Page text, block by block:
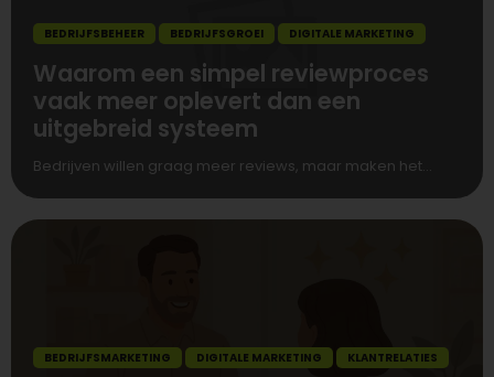
BEDRIJFSBEHEER BEDRIJFSGROEI DIGITALE MARKETING
Waarom een simpel reviewproces
vaak meer oplevert dan een
uitgebreid systeem
Bedrijven willen graag meer reviews, maar maken het...
BEDRIJFSMARKETING DIGITALE MARKETING KLANTRELATIES